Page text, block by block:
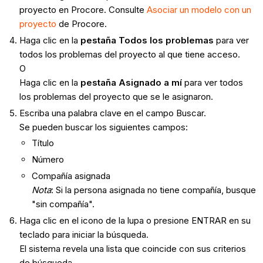
proyecto en Procore. Consulte Asociar un modelo con un
proyecto de Procore.
Haga clic en la pestaña Todos los problemas para ver
todos los problemas del proyecto al que tiene acceso.
O
Haga clic en la pestaña Asignado a mípara ver todos
los problemas del proyecto que se le asignaron.
Escriba una palabra clave en el campo Buscar.
Se pueden buscar los siguientes campos:
Título
Número
Compañía asignada
Nota: Si la persona asignada no tiene compañía, busque
"sin compañía".
Haga clic en el icono de la lupa o presione ENTRAR en su
teclado para iniciar la búsqueda.
El sistema revela una lista que coincide con sus criterios